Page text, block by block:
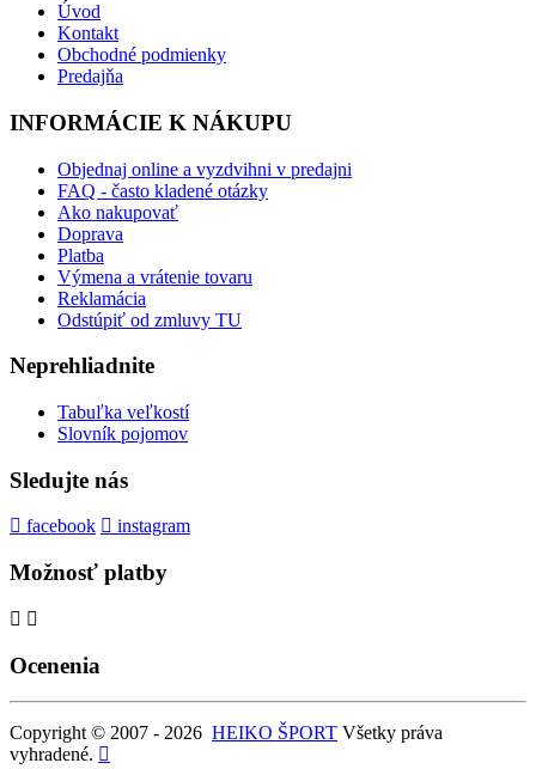
Úvod
Kontakt
Obchodné podmienky
Predajňa
INFORMÁCIE K NÁKUPU
Objednaj online a vyzdvihni v predajni
FAQ - často kladené otázky
Ako nakupovať
Doprava
Platba
Výmena a vrátenie tovaru
Reklamácia
Odstúpiť od zmluvy TU
Neprehliadnite
Tabuľka veľkostí
Slovník pojomov
Sledujte nás
facebook instagram
Možnosť platby
Ocenenia
Copyright © 2007 - 2026 HEIKO ŠPORT Všetky práva
vyhradené.